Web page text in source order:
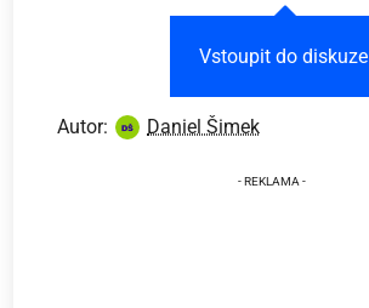
Vstoupit do diskuze
Autor: Daniel Šimek